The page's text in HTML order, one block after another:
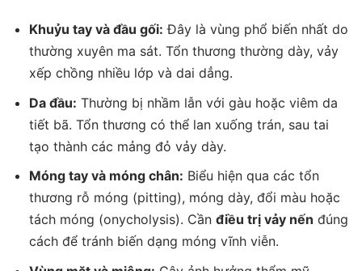
Khuỷu tay và đầu gối: Đây là vùng phổ biến nhất do
thường xuyên ma sát. Tổn thương thường dày, vảy
xếp chồng nhiều lớp và dai dẳng.
Da đầu: Thường bị nhầm lẫn với gàu hoặc viêm da
tiết bã. Tổn thương có thể lan xuống trán, sau tai
tạo thành các mảng đỏ vảy dày.
Móng tay và móng chân: Biểu hiện qua các tổn
thương rỗ móng (pitting), móng dày, đổi màu hoặc
tách móng (onycholysis). Cần điều trị vảy nến đúng
cách để tránh biến dạng móng vĩnh viễn.